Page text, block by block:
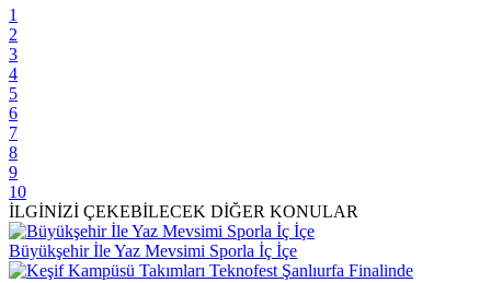
1
2
3
4
5
6
7
8
9
10
İLGİNİZİ ÇEKEBİLECEK DİĞER KONULAR
Büyükşehir İle Yaz Mevsimi Sporla İç İçe